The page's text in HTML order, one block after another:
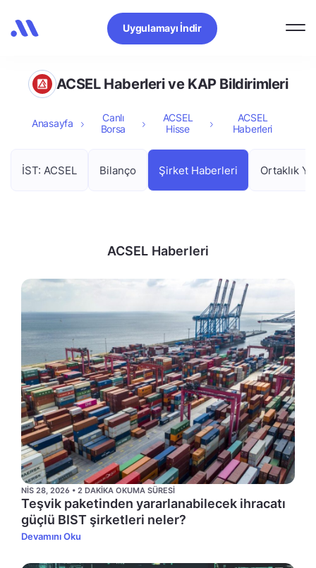
Uygulamayı İndir
ACSEL Haberleri ve KAP Bildirimleri
Anasayfa
Canlı
Borsa
ACSEL
Hisse
ACSEL
Haberleri
İST: ACSEL Bilanço Şirket Haberleri Ortaklık
ACSEL Haberleri
NIS 28, 2026 • 2 DAKIKA OKUMA SÜRESI
Teşvik paketinden yararlanabilecek ihracatı
güçlü BIST şirketleri neler?
Devamını Oku